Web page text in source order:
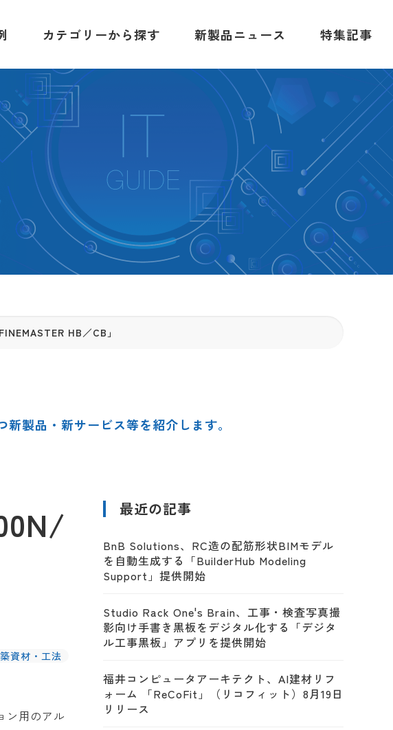
カテゴリーから探す 新製品ニュース 特集記事
HB／CB」
製品・新サービス等を紹介します。
資材・工法
ン用のアル
最近の記事
BnB Solutions、RC造の配筋形状BIMモデル
を自動生成する「BuilderHub Modeling
Support」提供開始
Studio Rack One's Brain、工事・検査写真撮
影向け手書き黒板をデジタル化する「デジタ
ル工事黒板」アプリを提供開始
福井コンピュータアーキテクト、AI建材リフ
ォーム 「ReCoFit」（リコフィット）8月19日
リリース